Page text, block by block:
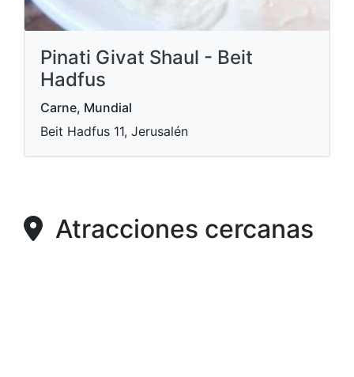
Pinati Givat Shaul - Beit
Hadfus
Carne, Mundial
Beit Hadfus 11, Jerusalén
Atracciones cercanas